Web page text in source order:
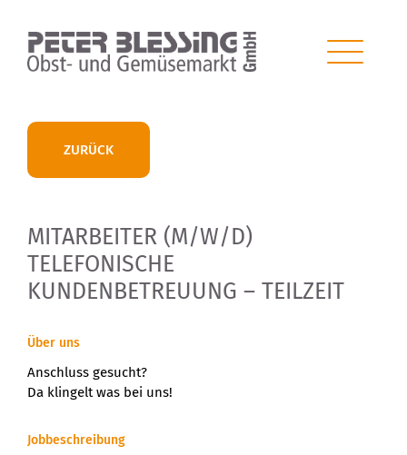
ZURÜCK
MITARBEITER (M/W/D)
TELEFONISCHE
KUNDENBETREUUNG – TEILZEIT
Über uns
Anschluss gesucht?
Da klingelt was bei uns!
Jobbeschreibung